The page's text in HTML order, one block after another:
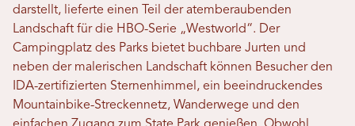
darstellt, lieferte einen Teil der atemberaubenden
Landschaft für die HBO-Serie „Westworld“. Der
Campingplatz des Parks bietet buchbare Jurten und
neben der malerischen Landschaft können Besucher den
IDA-zertifizierten Sternenhimmel, ein beeindruckendes
Mountainbike-Streckennetz, Wanderwege und den